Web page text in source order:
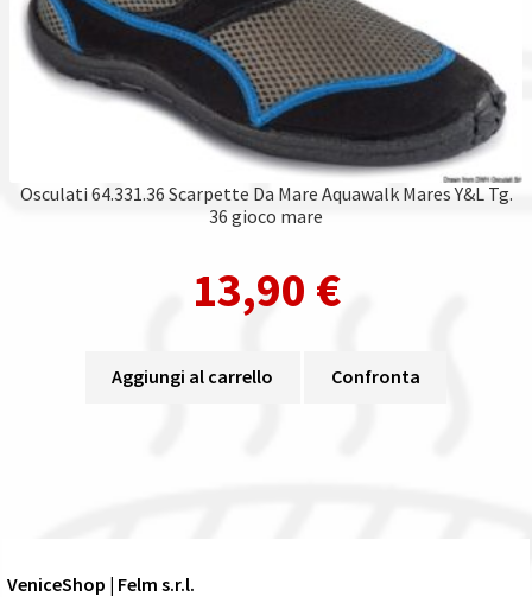
Osculati 64.331.36 Scarpette Da Mare Aquawalk Mares Y&L Tg.
36 gioco mare
13,90 €
Aggiungi al carrello Confronta
VeniceShop | Felm s.r.l.